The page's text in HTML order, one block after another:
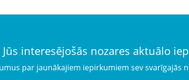
interesējošās nozares aktuālo
par jaunākajiem iepirkumiem sev svarīgajās